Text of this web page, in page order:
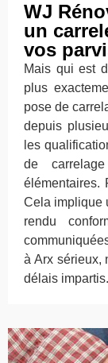
WJ
un
vos
Mais qui est
plus
pose de
depuis
les
de
élémentaires.
Cela implique
rendu
à Arx sérieux,
délais